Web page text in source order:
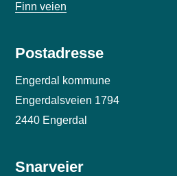
Finn veien
Postadresse
Engerdal kommune
Engerdalsveien 1794
2440 Engerdal
Snarveier